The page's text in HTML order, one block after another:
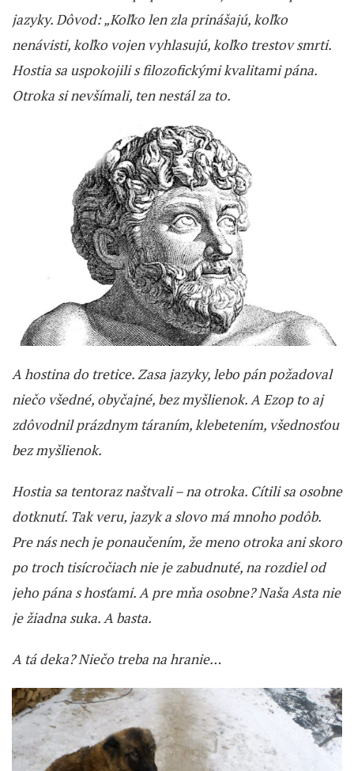
jazyky. Dôvod: „Koľko len zla prinášajú, koľko
nenávisti, koľko vojen vyhlasujú, koľko trestov smrti.
Hostia sa uspokojili s filozofickými kvalitami pána.
Otroka si nevšímali, ten nestál za to.
A hostina do tretice. Zasa jazyky, lebo pán požadoval
niečo všedné, obyčajné, bez myšlienok. A Ezop to aj
zdôvodnil prázdnym táraním, klebetením, všednosťou
bez myšlienok.
Hostia sa tentoraz naštvali – na otroka. Cítili sa osobne
dotknutí. Tak veru, jazyk a slovo má mnoho podôb.
Pre nás nech je ponaučením, že meno otroka ani skoro
po troch tisícročiach nie je zabudnuté, na rozdiel od
jeho pána s hosťami. A pre mňa osobne? Naša Asta nie
je žiadna suka. A basta.
A tá deka? Niečo treba na hranie…